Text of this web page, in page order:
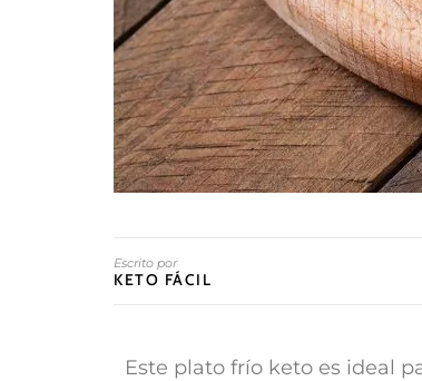
Escrito por
KETO FÁCIL
Este plato frío keto es ideal